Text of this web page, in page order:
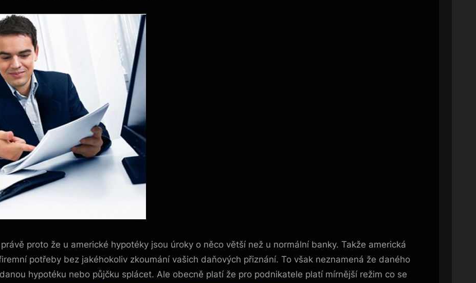
proto že u americké hypotéky jsou úroky o něco větší než u normální banky. Takže americká
potřeby bez jakéhokoliv zkoumání vašich daňových přiznání. To však neznamená že daného
hypotéku nebo půjčku splácet. Ale obecně platí že pro podnikatele platí mírnější režim co se